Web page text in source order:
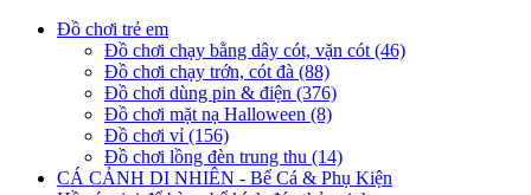
Đồ chơi trẻ em
Đồ chơi chạy bằng dây cót, vặn cót (46)
Đồ chơi chạy trớn, cót đà (88)
Đồ chơi dùng pin & điện (376)
Đồ chơi mặt nạ Halloween (8)
Đồ chơi vỉ (156)
Đồ chơi lồng đèn trung thu (14)
CÁ CẢNH DI NHIÊN - Bể Cá & Phụ Kiện